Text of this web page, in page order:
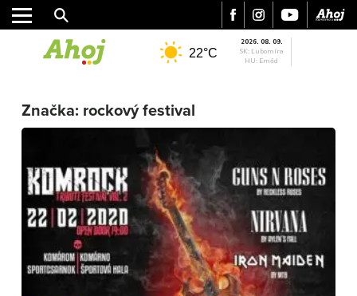
MESTO
REGIÓN
ŠPORT
KULTÚRA
FOTKY
VIDEO
MIX
22°C
2026. 08. 09.
SK: Ľubomíra
HU: Emőd
Značka: rockový festival